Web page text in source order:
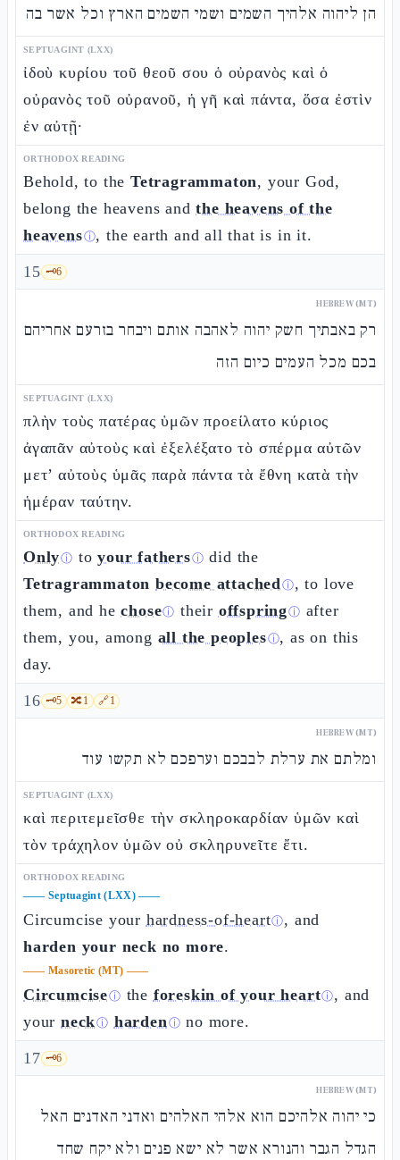
הן ליהוה אלהיך השמים ושמי השמים הארץ וכל אשר בה
SEPTUAGINT (LXX)
ἰδοὺ κυρίου τοῦ θεοῦ σου ὁ οὐρανὸς καὶ ὁ
οὐρανὸς τοῦ οὐρανοῦ, ἡ γῆ καὶ πάντα, ὅσα ἐστὶν
ἐν αὐτῇ·
ORTHODOX READING
Behold, to the Tetragrammaton, your God,
belong the heavens andthe heavens of the
heavensⓘ, the earth and all that is in it.
15 🗝️6
HEBREW (MT)
רק באבתיך חשק יהוה לאהבה אותם ויבחר בזרעם אחריהם
בכם מכל העמים כיום הזה
SEPTUAGINT (LXX)
πλὴν τοὺς πατέρας ὑμῶν προείλατο κύριος
ἀγαπᾶν αὐτοὺς καὶ ἐξελέξατο τὸ σπέρμα αὐτῶν
μετ’ αὐτοὺς ὑμᾶς παρὰ πάντα τὰ ἔθνη κατὰ τὴν
ἡμέραν ταύτην.
ORTHODOX READING
Onlyⓘ toyour fathersⓘ did the
Tetragrammaton become attachedⓘ, to love
them, and hechoseⓘ their offspringⓘ after
them, you, among all the peoplesⓘ, as on this
day.
16 🗝️5 🔀1 🔗1
HEBREW (MT)
ומלתם את ערלת לבבכם וערפכם לא תקשו עוד
SEPTUAGINT (LXX)
καὶ περιτεμεῖσθε τὴν σκληροκαρδίαν ὑμῶν καὶ
τὸν τράχηλον ὑμῶν οὐ σκληρυνεῖτε ἔτι.
ORTHODOX READING
—— Septuagint (LXX)——
Circumcise your hardness-of-heartⓘ, and
harden your neck no more.
—— Masoretic (MT) ——
Circumciseⓘ the foreskin of your heartⓘ, and
your neckⓘ hardenⓘ no more.
17 🗝️6
HEBREW (MT)
כי יהוה אלהיכם הוא אלהי האלהים ואדני האדנים האל
הגדל הגבר והנורא אשר לא ישא פנים ולא יקח שחד